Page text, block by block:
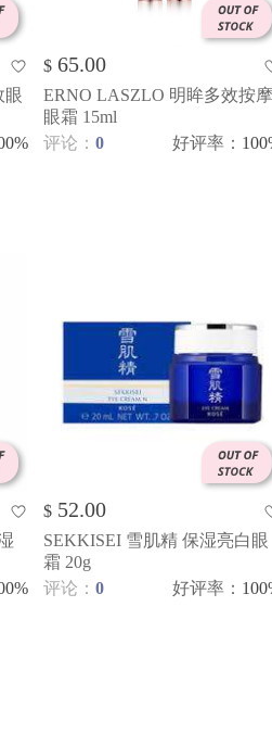
眼
$ 65.00
ERNO LASZLO 明眸多效按摩
眼霜 15ml
评论： 0 好评率 ：
$ 52.00
SEKKISEI 雪肌精 保湿亮白眼
霜 20g
评论： 0 好评率 ：